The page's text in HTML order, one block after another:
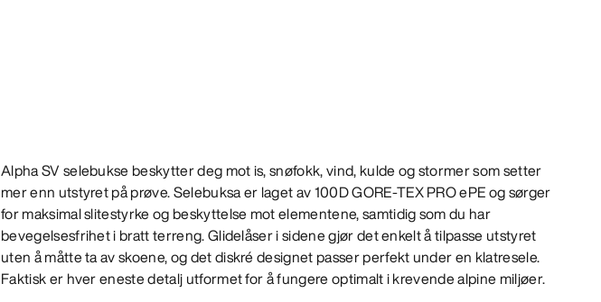
Alpha SV selebukse beskytter deg mot is, snøfokk, vind, kulde og stormer som setter
mer enn utstyret på prøve. Selebuksa er laget av 100D GORE-TEX PRO ePE og sørger
for maksimal slitestyrke og beskyttelse mot elementene, samtidig som du har
bevegelsesfrihet i bratt terreng. Glidelåser i sidene gjør det enkelt å tilpasse utstyret
uten å måtte ta av skoene, og det diskré designet passer perfekt under en klatresele.
Faktisk er hver eneste detalj utformet for å fungere optimalt i krevende alpine miljøer.